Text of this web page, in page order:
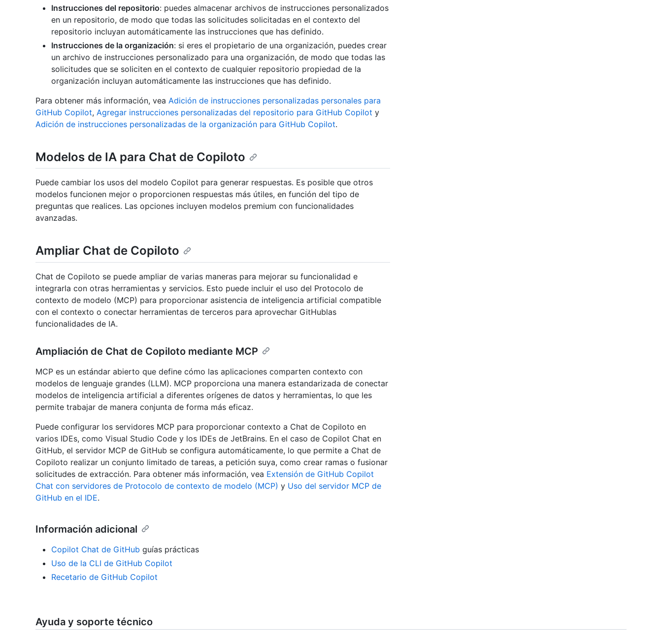
Instrucciones del repositorio: puedes almacenar archivos de instrucciones personalizados
en un repositorio, de modo que todas las solicitudes solicitadas en el contexto del
repositorio incluyan automáticamente las instrucciones que has definido.
Instrucciones de la organización: si eres el propietario de una organización, puedes crear
un archivo de instrucciones personalizado para una organización, de modo que todas las
solicitudes que se soliciten en el contexto de cualquier repositorio propiedad de la
organización incluyan automáticamente las instrucciones que has definido.
Para obtener más información, vea Adición de instrucciones personalizadas personales para
GitHub Copilot, Agregar instrucciones personalizadas del repositorio para GitHub Copilot y
Adición de instrucciones personalizadas de la organización para GitHub Copilot.
Modelos de IA para Chat de Copiloto
Puede cambiar los usos del modelo Copilot para generar respuestas. Es posible que otros
modelos funcionen mejor o proporcionen respuestas más útiles, en función del tipo de
preguntas que realices. Las opciones incluyen modelos premium con funcionalidades
avanzadas.
Ampliar Chat de Copiloto
Chat de Copiloto se puede ampliar de varias maneras para mejorar su funcionalidad e
integrarla con otras herramientas y servicios. Esto puede incluir el uso del Protocolo de
contexto de modelo (MCP) para proporcionar asistencia de inteligencia artificial compatible
con el contexto o conectar herramientas de terceros para aprovechar GitHublas
funcionalidades de IA.
Ampliación de Chat de Copiloto mediante MCP
MCP es un estándar abierto que define cómo las aplicaciones comparten contexto con
modelos de lenguaje grandes (LLM). MCP proporciona una manera estandarizada de conectar
modelos de inteligencia artificial a diferentes orígenes de datos y herramientas, lo que les
permite trabajar de manera conjunta de forma más eficaz.
Puede configurar los servidores MCP para proporcionar contexto a Chat de Copiloto en
varios IDEs, como Visual Studio Code y los IDEs de JetBrains. En el caso de Copilot Chat en
GitHub, el servidor MCP de GitHub se configura automáticamente, lo que permite a Chat de
Copiloto realizar un conjunto limitado de tareas, a petición suya, como crear ramas o fusionar
solicitudes de extracción. Para obtener más información, vea Extensión de GitHub Copilot
Chat con servidores de Protocolo de contexto de modelo (MCP) y Uso del servidor MCP de
GitHub en el IDE.
Información adicional
Copilot Chat de GitHub guías prácticas
Uso de la CLI de GitHub Copilot
Recetario de GitHub Copilot
Ayuda y soporte técnico